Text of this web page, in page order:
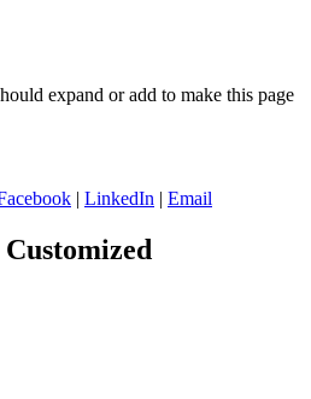
expand or add to make this page
| LinkedIn | Email